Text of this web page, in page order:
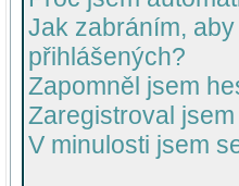
Jak zabráním,
přihlášených?
Zapomněl jsem
Zaregistroval
V minulosti jsem